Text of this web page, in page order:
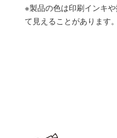
※製品の色は印刷インキ
て見えることがあります。